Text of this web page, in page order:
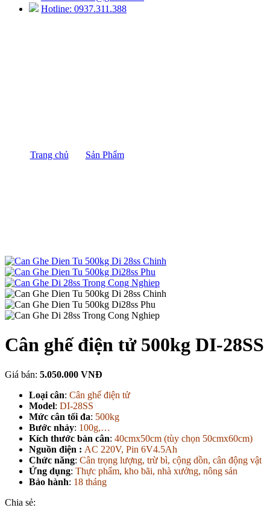
Hotline: 0937.311.388
Trang chủ/ Sản Phẩm/
Cân ghế điện tử 500kg DI-28SS
Giá bán: 5.050.000 VNĐ
Loại cân: Cân ghế điện tử
Model: DI-28SS
Mức cân tối đa: 500kg
Bước nhảy: 100g,…
Kích thước bàn cân: 40cmx50cm (tùy chọn 50cmx60cm)
Nguồn điện : AC 220V, Pin 6V4.5Ah
Chức năng: Cân trọng lượng, trừ bì, cộng dồn, cân động vật
Ứng dụng: Thực phẩm, kho bãi, nhà xưởng, nông sản
Bảo hành: 18 tháng
Chia sẻ: